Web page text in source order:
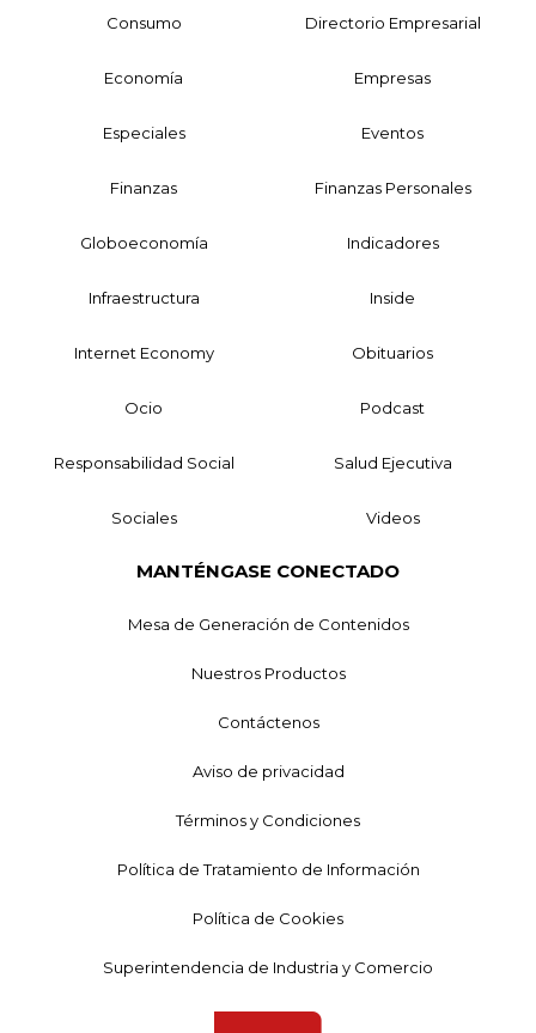
Consumo Directorio Empresarial
Economía Empresas
Especiales Eventos
Finanzas Finanzas Personales
Globoeconomía Indicadores
Infraestructura Inside
Internet Economy Obituarios
Ocio Podcast
Responsabilidad Social Salud Ejecutiva
Sociales Videos
MANTÉNGASE CONECTADO
Mesa de Generación de Contenidos
Nuestros Productos
Contáctenos
Aviso de privacidad
Términos y Condiciones
Política de Tratamiento de Información
Política de Cookies
Superintendencia de Industria y Comercio